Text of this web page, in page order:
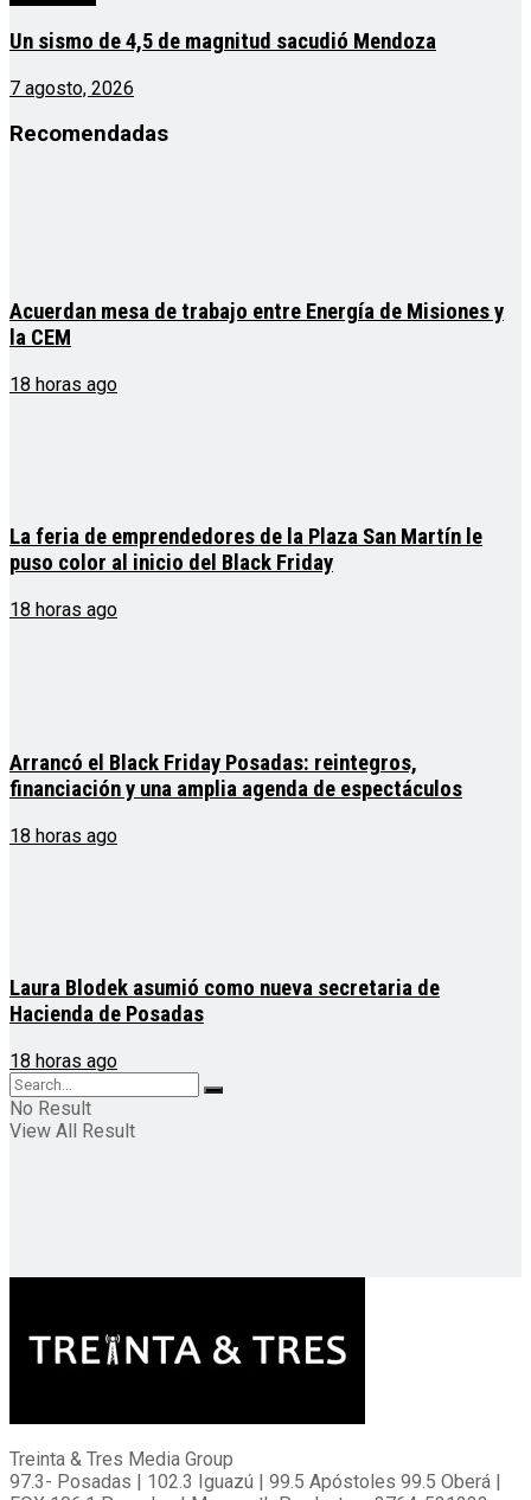
Un sismo de 4,5 de magnitud sacudió Mendoza
7 agosto, 2026
Recomendadas
Acuerdan mesa de trabajo entre Energía de Misiones y
la CEM
18 horas ago
La feria de emprendedores de la Plaza San Martín le
puso color al inicio del Black Friday
18 horas ago
Arrancó el Black Friday Posadas: reintegros,
financiación y una amplia agenda de espectáculos
18 horas ago
Laura Blodek asumió como nueva secretaria de
Hacienda de Posadas
18 horas ago
No Result
View All Result
Treinta & Tres Media Group
97.3- Posadas | 102.3 Iguazú | 99.5 Apóstoles 99.5 Oberá |